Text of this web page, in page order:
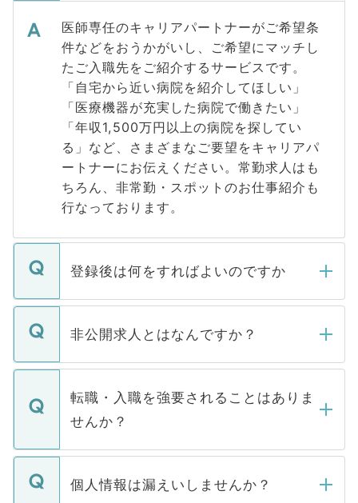
医師専任のキャリアパートナーがご希望条
件などをおうかがいし、ご希望にマッチし
たご入職先をご紹介するサービスです。
「自宅から近い病院を紹介してほしい」
「医療機器が充実した病院で働きたい」
「年収1,500万円以上の病院を探してい
る」など、さまざまなご要望をキャリアパ
ートナーにお伝えください。常勤求人はも
ちろん、非常勤・スポットのお仕事紹介も
行なっております。
登録後は何をすればよいのですか
ご登録いただきましたら、弊社担当者がご
登録内容を確認し、その後メールもしくは
ます。通常、5営業日以内にはご連絡をせて
いただきますので、しばらくお待ちくださ
非公開求人とはなんですか？
マイナビDOCTORで取り扱っている求人の
うち約3割は、Webサイトからご覧いただ
けない「非公開求人」です。非公開求人は
下記の理由によって、一般には公開してい
ません。
■応募殺到を避けるため 人気のある医療機
転職・入職を強要されることはありま
せんか？
転職・入職を強要することは一切ありませ
ん。また、仮に応募先から内定をいただい
個人情報は漏えいしませんか？